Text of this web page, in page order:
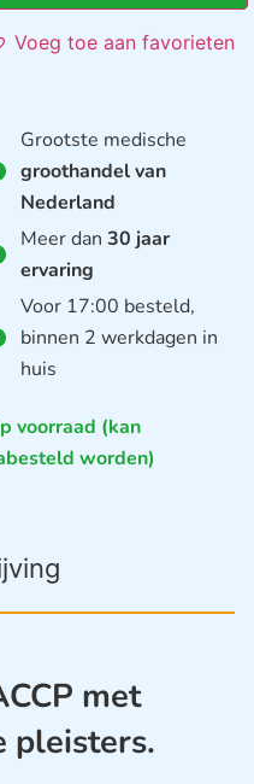
Voeg toe aan favorieten
Grootste medische
groothandel van
Nederland
Meer dan 30 jaar
ervaring
Voor 17:00 besteld,
binnen 2 werkdagen in
huis
voorraad (kan
worden)
met
pleisters.